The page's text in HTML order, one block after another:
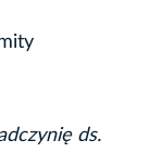
ds.